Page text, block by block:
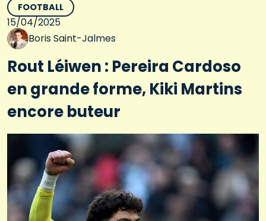
FOOTBALL
15/04/2025
Boris Saint-Jalmes
Rout Léiwen : Pereira Cardoso
en grande forme, Kiki Martins
encore buteur